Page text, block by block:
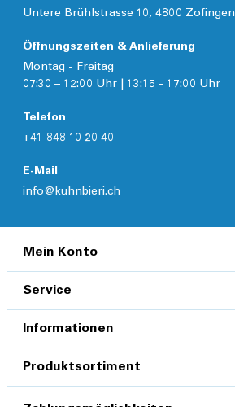
Untere Brühlstrasse 10, 4800 Zofingen
Öffnungszeiten & Anlieferung
Montag - Freitag
07:30 – 12:00 Uhr | 13:15 - 17:00 Uhr
Telefon
+41 848 10 20 40
E-Mail
info@kuhnbieri.ch
Mein Konto
Service
Informationen
Produktsortiment